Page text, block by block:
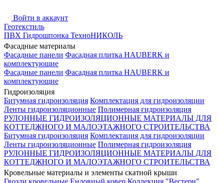
Войти в аккаунт
Геотекстиль
ПВХ Гидрошпонка ТехноНИКОЛЬ
Фасадные материалы
Фасадные панели Фасадная плитка HAUBERK и
комплектующие
Фасадные панели Фасадная плитка HAUBERK и
комплектующие
Гидроизоляция
Битумная гидроизоляция Комплектация для гидроизоляции
Ленты гидроизоляционные Полимерная гидроизоляция
РУЛОННЫЕ ГИДРОИЗОЛЯЦИОННЫЕ МАТЕРИАЛЫ ДЛЯ
КОТТЕДЖНОГО И МАЛОЭТАЖНОГО СТРОИТЕЛЬСТВА
Битумная гидроизоляция Комплектация для гидроизоляции
Ленты гидроизоляционные Полимерная гидроизоляция
РУЛОННЫЕ ГИДРОИЗОЛЯЦИОННЫЕ МАТЕРИАЛЫ ДЛЯ
КОТТЕДЖНОГО И МАЛОЭТАЖНОГО СТРОИТЕЛЬСТВА
Кровельные материалы и элементы скатной крыши
Гвозди кровельные Ендовный ковер Коллекция "Вестерн"